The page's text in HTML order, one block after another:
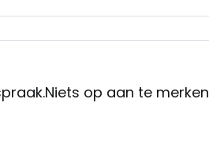
op aan te merken